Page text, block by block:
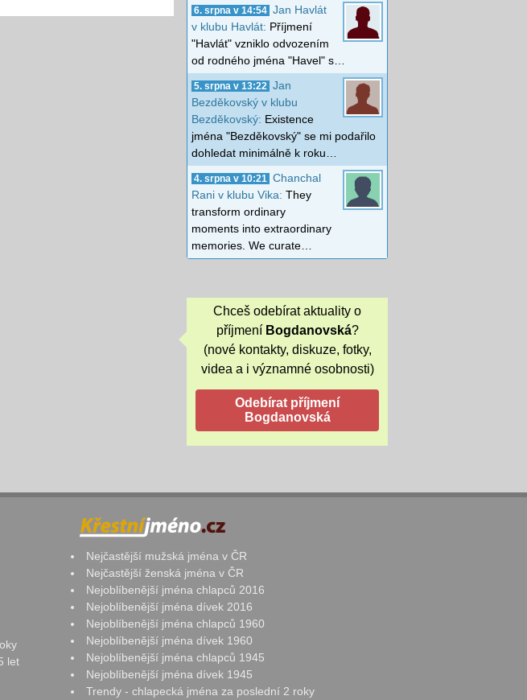
6. srpna v 14:54 Jan Havlát
v klubu Havlát: Příjmení
"Havlát" vzniklo odvozením
od rodného jména "Havel" s…
5. srpna v 13:22
Jan
Bezděkovský v klubu
Bezděkovský: Existence
jména "Bezděkovský" se mi podařilo
dohledat minimálně k roku…
4. srpna v 10:21
Chanchal
Rani v klubu Vika: They
transform ordinary
moments into extraordinary
memories. We curate…
Chceš odebírat aktuality o
příjmení Bogdanovská?
(nové kontakty, diskuze, fotky,
videa a i významné osobnosti)
let
Nejčastější mužská jména v ČR
Nejčastější ženská jména v ČR
Nejoblíbenější jména chlapců 2016
Nejoblíbenější jména dívek 2016
Nejoblíbenější jména chlapců 1960
Nejoblíbenější jména dívek 1960
Nejoblíbenější jména chlapců 1945
Nejoblíbenější jména dívek 1945
Trendy - chlapecká jména za poslední 2 roky